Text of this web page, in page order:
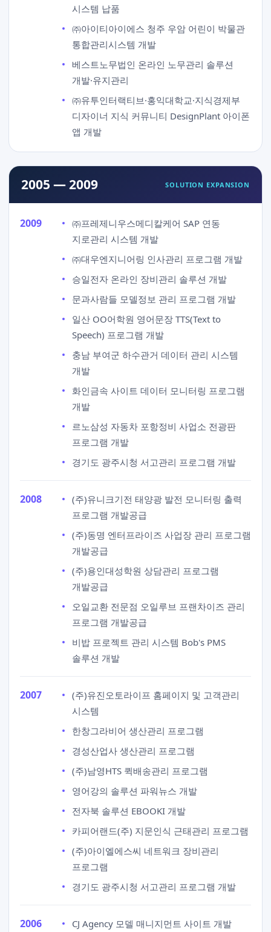
시스템 납품
㈜아이티아이에스 청주 우암 어린이 박물관
통합관리시스템 개발
베스트노무법인 온라인 노무관리 솔루션
개발·유지관리
㈜유투인터랙티브·홍익대학교·지식경제부
디자이너 지식 커뮤니티 DesignPlant 아이폰
앱 개발
2005 — 2009 SOLUTION EXPANSION
2009
㈜프레제니우스메디칼케어 SAP 연동
지로관리 시스템 개발
㈜대우엔지니어링 인사관리 프로그램 개발
승일전자 온라인 장비관리 솔루션 개발
문과사람들 모델정보 관리 프로그램 개발
일산 OO어학원 영어문장 TTS(Text to
Speech) 프로그램 개발
충남 부여군 하수관거 데이터 관리 시스템
개발
화인금속 사이트 데이터 모니터링 프로그램
개발
르노삼성 자동차 포항정비 사업소 전광판
프로그램 개발
경기도 광주시청 서고관리 프로그램 개발
2008
(주)유니크기전 태양광 발전 모니터링 출력
프로그램 개발공급
(주)동명 엔터프라이즈 사업장 관리 프로그램
개발공급
(주)용인대성학원 상담관리 프로그램
개발공급
오일교환 전문점 오일루브 프랜차이즈 관리
프로그램 개발공급
비밥 프로젝트 관리 시스템 Bob's PMS
솔루션 개발
2007
(주)유진오토라이프 홈페이지 및 고객관리
시스템
한창그라비어 생산관리 프로그램
경성산업사 생산관리 프로그램
(주)남영HTS 퀵배송관리 프로그램
영어강의 솔루션 파워뉴스 개발
전자북 솔루션 EBOOKI 개발
카피어랜드(주) 지문인식 근태관리 프로그램
(주)아이엘에스씨 네트워크 장비관리
프로그램
경기도 광주시청 서고관리 프로그램 개발
2006 CJ Agency 모델 매니지먼트 사이트 개발